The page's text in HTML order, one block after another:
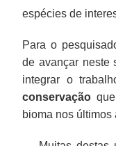
espécies de
Para o
de avançar neste
integrar o
conservação
bioma nos últimos